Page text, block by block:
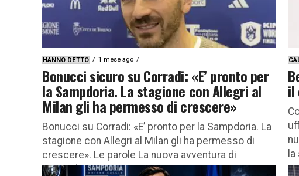
HANNO DETTO 1 mese ago
Bonucci sicuro su Corradi: «E’ pronto per
la Sampdoria. La stagione con Allegri al
Milan gli ha permesso di crescere»
Bonucci su Corradi: «E’ pronto per la Sampdoria. La
stagione con Allegri al Milan gli ha permesso di
crescere». Le parole La nuova avventura di
Bernardo...
il